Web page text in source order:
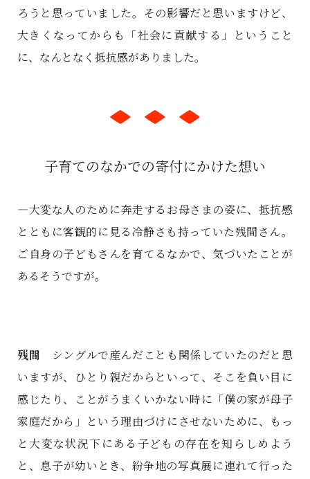
ろうと思っていました。その影響だと思いますけど、
大きくなってからも「社会に貢献する」ということ
に、なんとなく抵抗感がありました。
子育てのなかでの寄付にかけた想い
―大変な人のために奔走するお母さまの姿に、抵抗感
とともに客観的に見る冷静さも持っていた残間さん。
ご自身の子どもさんを育てるなかで、気づいたことが
あるそうですが。
残間 シングルで産んだことも関係していたのだと思
いますが、ひとり親だからといって、そこを負い目に
感じたり、ことがうまくいかない時に「僕の家が母子
家庭だから」という理由づけにさせないために、もっ
と大変な状況下にある子どもの存在を知らしめよう
と、息子が幼いとき、紛争地の写真展に連れて行った